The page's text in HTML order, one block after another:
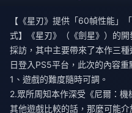
【《星刃》提供「60幀性能」
式】《星刃》（《劍星》）的
採訪，其中主要帶來了本作三
日登入PS5平台，此次的內容重
1、遊戲的難度隨時可調。
2.眾所周知本作深受《尼爾：
其他遊戲比較的話，那麼可能